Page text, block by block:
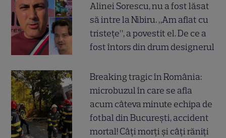
Alinei Sorescu, nu a fost lăsat
să intre la Nibiru. „Am aflat cu
tristețe”, a povestit el. De ce a
fost întors din drum designerul
Breaking tragic în România:
microbuzul în care se afla
acum câteva minute echipa de
fotbal din București, accident
mortal! Câți morți și câți răniți